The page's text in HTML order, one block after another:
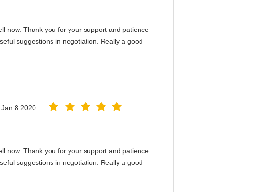
now. Thank you for your support and patience
suggestions in negotiation. Really a good
Jan 8.2020
now. Thank you for your support and patience
suggestions in negotiation. Really a good